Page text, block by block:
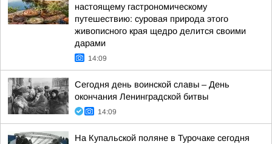
настоящему гастрономическому
путешествию: суровая природа этого
живописного края щедро делится своими
дарами
14:09
Сегодня день воинской славы – День
окончания Ленинградской битвы
14:09
На Купальской поляне в Турочаке сегодня